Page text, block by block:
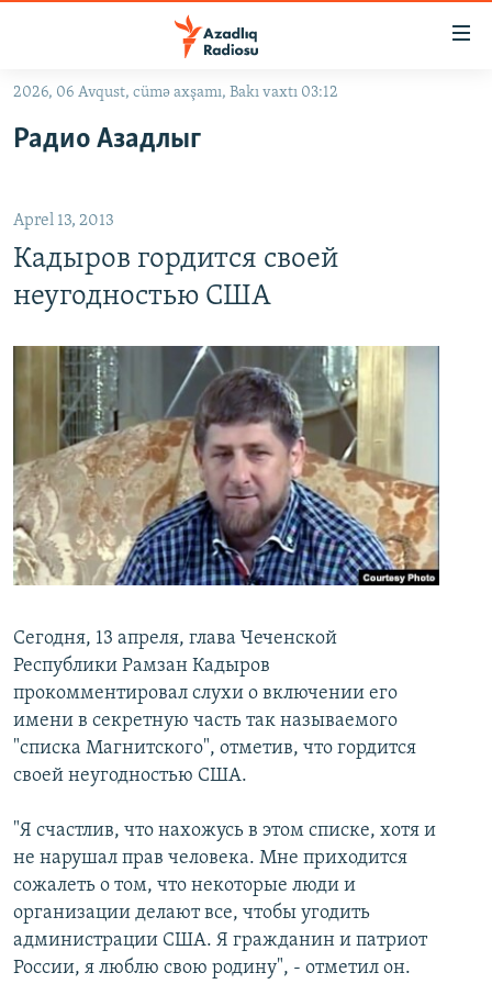
Əsas
qayıt
qayıt
Axtarışa
#İZAHLA
#ƏSLINDƏ
FƏRQƏ BAX
QANUNI DOĞRU
ARAŞDIRMA
MULTIMEDIA
VIDEO
FOTOQALEREYA
İNFOQRAFIKA
KARIKATURA
RADIO ARXIV
OXU ZALI
AZƏRBAYCAN ƏDƏBIYYATI KITABXANASI
İSLAM VƏ DEMOKRATIYA
HAQQIMIZDA
MISSIYAMIZ
PEŞƏ ETIKASI VƏ JURNALISTIKA STANDARTLARIMIZ
AZADLIQRADIOSU MOBIL TELEFONUNUZDA
BIZIMLƏ ƏLAQƏ
BIZI IZLƏ
RFE/RL-in bütün saytları
2026, 06 Avqust, cümə axşamı, Bakı vaxtı 03:12
Радио Азадлыг
Aprel 13, 2013
Кадыров гордится своей
неугодностью США
Сегодня, 13 апреля, глава Чеченской
Республики Рамзан Кадыров
прокомментировал слухи о включении его
имени в секретную часть так называемого
"списка Магнитского", отметив, что гордится
своей неугодностью США.
"Я счастлив, что нахожусь в этом списке, хотя и
не нарушал прав человека. Мне приходится
сожалеть о том, что некоторые люди и
организации делают все, чтобы угодить
администрации США. Я гражданин и патриот
России, я люблю свою родину", - отметил он.